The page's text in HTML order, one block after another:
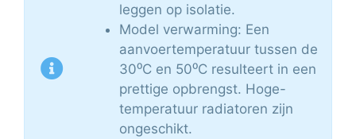
leggen op isolatie.
Model verwarming: Een
aanvoertemperatuur tussen de
30⁰C en 50⁰C resulteert in een
prettige opbrengst. Hoge-
temperatuur radiatoren zijn
ongeschikt.